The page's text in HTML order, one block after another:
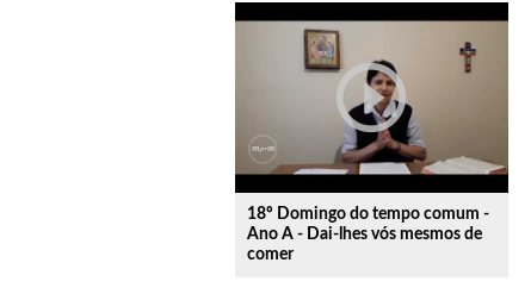
play_circle_outline
18º Domingo do tempo comum -
Ano A - Dai-lhes vós mesmos de
comer